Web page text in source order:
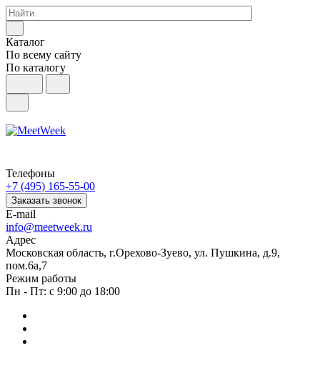
Каталог
По всему сайту
По каталогу
Телефоны
+7 (495) 165-55-00
Заказать звонок
E-mail
info@meetweek.ru
Адрес
Московская область, г.Орехово-Зуево, ул. Пушкина, д.9,
пом.6а,7
Режим работы
Пн - Пт: с 9:00 до 18:00